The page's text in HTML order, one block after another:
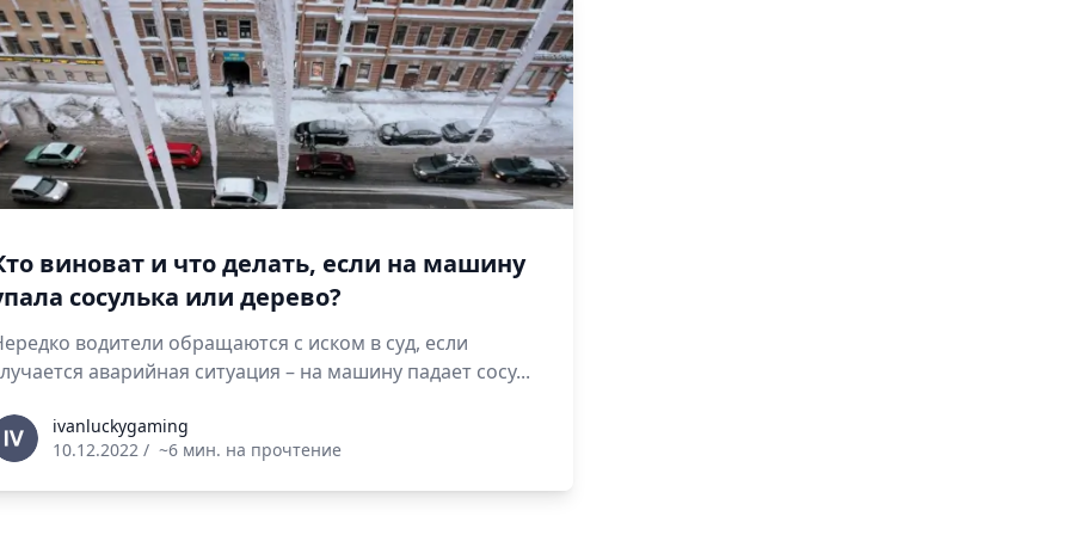
виноват и что делать, если на машину
сосулька или дерево?
водители обращаются с иском в суд, если
аварийная ситуация – на машину падает сосу...
ivanluckygaming
10.12.2022 / ~6 мин. на прочтение